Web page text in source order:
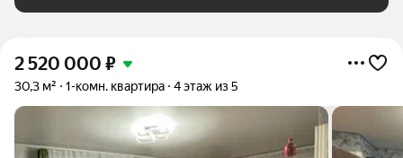
2 520 000 ₽
30,3 м² 1-комн. квартира 4 этаж из 5